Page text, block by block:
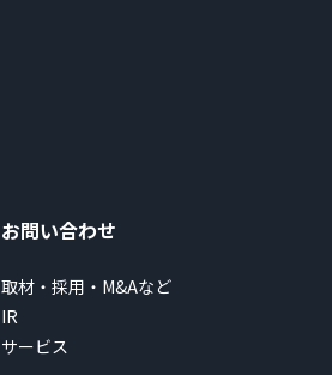
お問い合わせ
取材・採用・M&Aなど
IR
サービス